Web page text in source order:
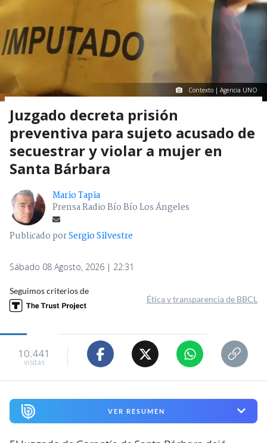
Contexto | Agencia UNO
Juzgado decreta prisión
preventiva para sujeto acusado de
secuestrar y violar a mujer en
Santa Bárbara
Mario Tapia
Prensa Radio Bío Bío Los Ángeles
Publicado porSergio Silvestre
Sábado 08 Agosto, 2026 | 22:31
Seguimos criterios de
Ética y transparencia de BBCL
10.441
visitas
VER RESUMEN